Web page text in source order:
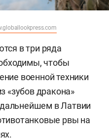
в три ряда
чтобы
военной техники
«зубов дракона»
в Латвии
рвы на